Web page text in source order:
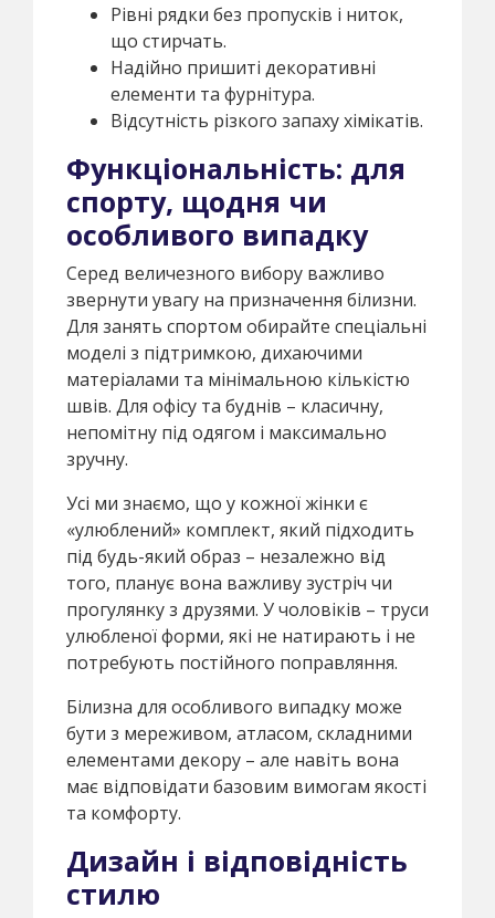
Рівні рядки без пропусків і ниток,
що стирчать.
Надійно пришиті декоративні
елементи та фурнітура.
Відсутність різкого запаху хімікатів.
Функціональність: для
спорту, щодня чи
особливого випадку
Серед величезного вибору важливо
звернути увагу на призначення білизни.
Для занять спортом обирайте спеціальні
моделі з підтримкою, дихаючими
матеріалами та мінімальною кількістю
швів. Для офісу та буднів – класичну,
непомітну під одягом і максимально
зручну.
Усі ми знаємо, що у кожної жінки є
«улюблений» комплект, який підходить
під будь-який образ – незалежно від
того, планує вона важливу зустріч чи
прогулянку з друзями. У чоловіків – труси
улюбленої форми, які не натирають і не
потребують постійного поправляння.
Білизна для особливого випадку може
бути з мереживом, атласом, складними
елементами декору – але навіть вона
має відповідати базовим вимогам якості
та комфорту.
Дизайн і відповідність
стилю